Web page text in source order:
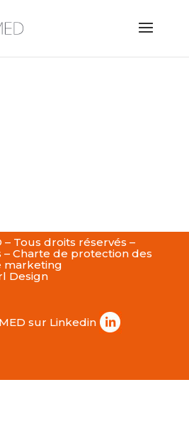
– Tous droits réservés –
– Charte de protection des
marketing
Design
sur Linkedin